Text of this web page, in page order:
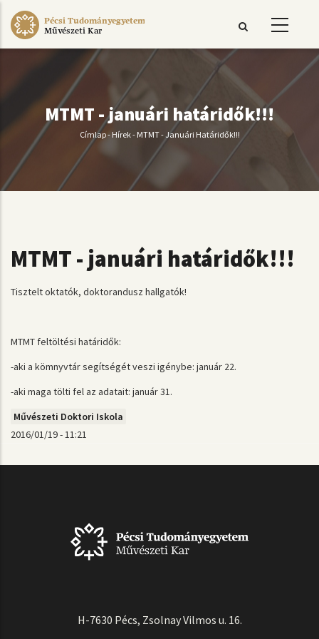
Ugrás
Pécsi Tudományegyetem
Művészeti Kar
MTMT - januári határidők!!!
Morzsa
Címlap-Hírek- MTMT - Januári Határidők!!!
MTMT - januári határidők!!!
Tisztelt oktatók, doktorandusz hallgatók!
MTMT feltöltési határidők:
-aki a kömnyvtár segítségét veszi igénybe: január 22.
-aki maga tölti fel az adatait: január 31.
Művészeti Doktori Iskola
2016/01/19 - 11:21
H-7630 Pécs, Zsolnay Vilmos u. 16.